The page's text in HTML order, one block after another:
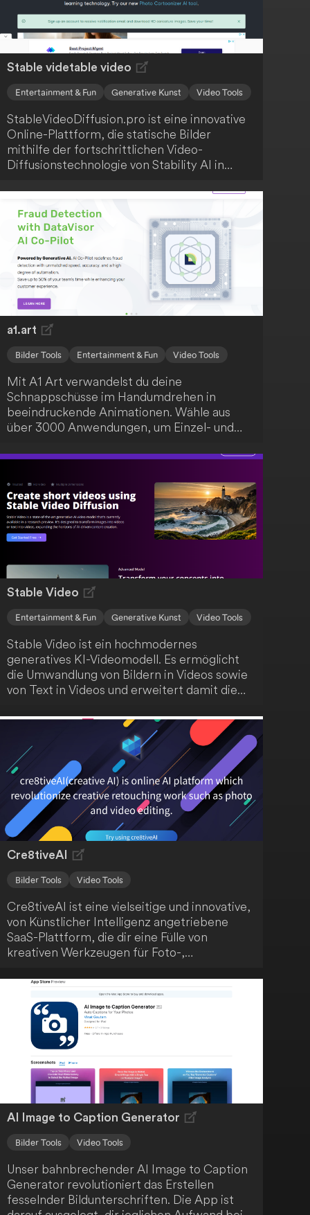
Stable videtable video
Entertainment & Fun Generative Kunst Video Tools
StableVideoDiffusion.pro ist eine innovative
Online-Plattform, die statische Bilder
mithilfe der fortschrittlichen Video-
Diffusionstechnologie von Stability AI in
ermöglicht kostenlosen und
warteschlangenfreien Zugriff auf
hochauflösende Videoerstellung mit
Bildraten zwischen 3 und 30 Frames pro
Sekunde. Du kannst Videos von bis zu 4
Sekunden Länge in einer Auflösung von
576x1024 erstellen, was die Plattform ideal
für Content-Ersteller und KI-Interessierte
macht.
a1.art
Bilder Tools Entertainment & Fun Video Tools
Mit A1 Art verwandelst du deine
Schnappschüsse im Handumdrehen in
beeindruckende Animationen. Wähle aus
über 3000 Anwendungen, um Einzel- und
animieren. Diese innovative Plattform hebt
lässt deine Erinnerungen legendär werden.
Stable Video
Entertainment & Fun Generative Kunst Video Tools
Stable Video ist ein hochmodernes
generatives KI-Videomodell. Es ermöglicht
die Umwandlung von Bildern in Videos sowie
von Text in Videos und erweitert damit die
Inhaltsproduktion. Dieses Tool bietet
innovative Ansätze für kreative
Anwendungen.
Cre8tiveAI
Bilder Tools Video Tools
Cre8tiveAI ist eine vielseitige und innovative,
von Künstlicher Intelligenz angetriebene
SaaS-Plattform, die dir eine Fülle von
kreativen Werkzeugen für Foto-,
Bearbeitungsaufgaben bietet. Die Plattform
bietet blitzschnelle Lösungen, wobei
Aufgaben in weniger als 10 Sekunden
erledigt werden. Cre8tiveAI revolutioniert
den kreativen Bearbeitungsprozess.
AI Image to Caption Generator
Bilder Tools Video Tools
Unser bahnbrechender AI Image to Caption
Generator revolutioniert das Erstellen
fesselnder Bildunterschriften. Die App ist